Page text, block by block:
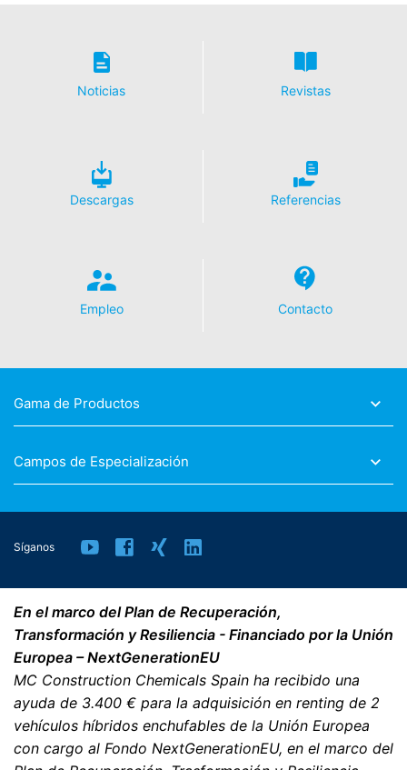
Noticias Revistas
Descargas Referencias
Empleo Contacto
Gama de Productos
Campos de Especialización
Síganos
En el marco del Plan de Recuperación,
Transformación y Resiliencia - Financiado por la Unión
Europea – NextGenerationEU
MC Construction Chemicals Spain ha recibido una
ayuda de 3.400 € para la adquisición en renting de 2
vehículos híbridos enchufables de la Unión Europea
con cargo al Fondo NextGenerationEU, en el marco del